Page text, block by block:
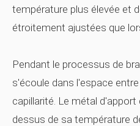
température plus élevée et
étroitement ajustées que
Pendant le processus de
s'écoule dans l'espace
capillarité. Le métal
dessus de sa température